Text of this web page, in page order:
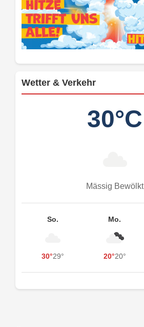
Wetter & Verkehr
30°C
Mässig Bewölkt
So.
30°29°
Mo.
20°20°